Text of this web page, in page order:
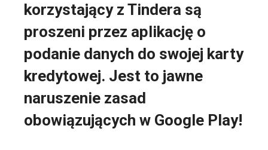
korzystający z Tindera są
proszeni przez aplikację o
podanie danych do swojej karty
kredytowej. Jest to jawne
naruszenie zasad
obowiązujących w Google Play!